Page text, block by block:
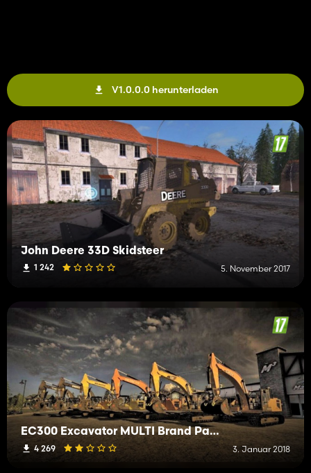
V1.0.0.0 herunterladen
John Deere 33D Skidsteer
1 242 5. November 2017
EC300 Excavator MULTI Brand Pack
4 269 3. Januar 2018